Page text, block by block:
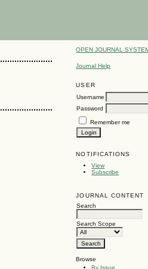
OPEN JOURNAL
Journal Help
USER
Username
Password
Remember me
NOTIFICATIONS
View
Subscribe
JOURNAL CONTENT
Search
Search Scope
Browse
By Issue